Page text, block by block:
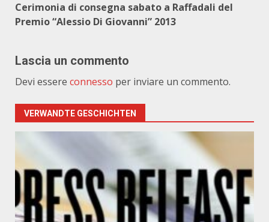
Cerimonia di consegna sabato a Raffadali del
Premio “Alessio Di Giovanni” 2013
Lascia un commento
Devi essere connesso per inviare un commento.
VERWANDTE GESCHICHTEN